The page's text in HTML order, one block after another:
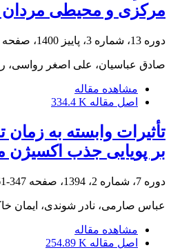
مرکزی و محیطی مردان
دوره 13، شماره 3، پاییز 1400، صفحه
صادق عباسیان، علی اصغر رواسی،
مشاهده مقاله
اصل مقاله 334.4 K
تأثیرات وابسته به زمان
بر پویایی جذب اکسیژن
دوره 7، شماره 2، 1394، صفحه 347-361
عباس صارمی، نادر شوندی، ایمان
مشاهده مقاله
اصل مقاله 254.89 K